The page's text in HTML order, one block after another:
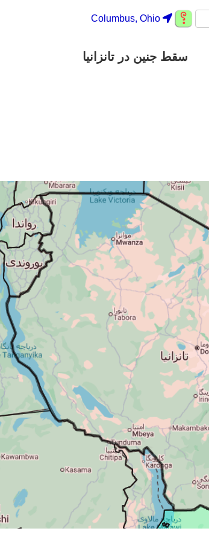
Columbus, Ohio
سقط جنین در تانزانیا